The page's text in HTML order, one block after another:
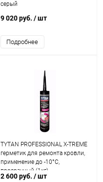
серый
9 020 руб. / шт
Подробнее
TYTAN PROFESSIONAL X-TREME
герметик для ремонта кровли,
применение до -10°C,
прозрачный (1кг)
2 600 руб. / шт